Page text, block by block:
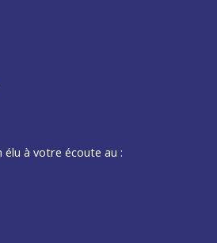
à votre écoute au :